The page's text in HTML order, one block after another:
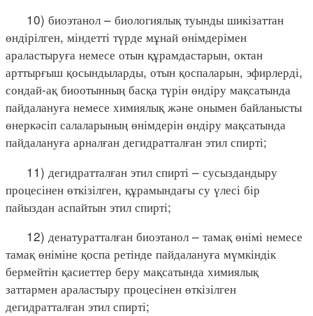
10) биоэтанол – биологиялық туынды шикізаттан
өндірілген, міндетті түрде мұнай өнімдерімен
араластыруға немесе отын құрамдастарын, октан
арттырғыш қосындыларды, отын қоспаларын, эфирлерді,
сондай-ақ биоотынның басқа түрін өндіру мақсатында
пайдалануға немесе химиялық және онымен байланысты
өнеркәсіп салаларының өнімдерін өндіру мақсатында
пайдалануға арналған дегидратталған этил спирті;
11) дегидратталған этил спирті – сусыздандыру
процесінен өткізілген, құрамындағы су үлесі бір
пайыздан аспайтын этил спирті;
12) денатуратталған биоэтанол – тамақ өнімі немесе
тамақ өніміне қоспа ретінде пайдалануға мүмкіндік
бермейтін қасиеттер беру мақсатында химиялық
заттармен араластыру процесінен өткізілген
дегидратталған этил спирті;